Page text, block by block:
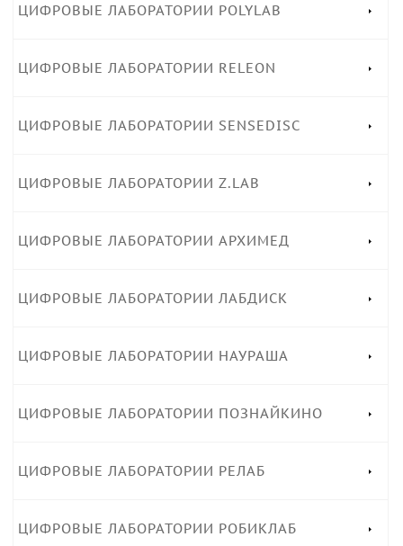
ЦИФРОВЫЕ ЛАБОРАТОРИИ POLYLAB
ЦИФРОВЫЕ ЛАБОРАТОРИИ RELEON
ЦИФРОВЫЕ ЛАБОРАТОРИИ SENSEDISC
ЦИФРОВЫЕ ЛАБОРАТОРИИ Z.LAB
ЦИФРОВЫЕ ЛАБОРАТОРИИ АРХИМЕД
ЦИФРОВЫЕ ЛАБОРАТОРИИ ЛАБДИСК
ЦИФРОВЫЕ ЛАБОРАТОРИИ НАУРАША
ЦИФРОВЫЕ ЛАБОРАТОРИИ ПОЗНАЙКИНО
ЦИФРОВЫЕ ЛАБОРАТОРИИ РЕЛАБ
ЦИФРОВЫЕ ЛАБОРАТОРИИ РОБИКЛАБ